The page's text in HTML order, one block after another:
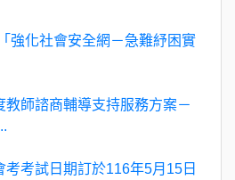
強化社會安全網－急難紓困實
教師諮商輔導支持服務方案－
考考試日期訂於116年5月15日